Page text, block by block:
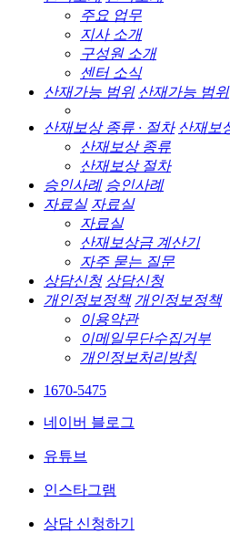
주요 업무
지사 소개
구성원 소개
센터 소식
산재가능 범위 산재가능 범위
산재보상 종류 · 절차 산재보
산재보상 종류
산재보상 절차
승인사례 승인사례
자료실 자료실
자료실
산재보상금 계산기
자주 묻는 질문
상담신청 상담신청
개인정보정책 개인정보정책
이용약관
이메일무단수집거부
개인정보처리방침
1670-5475
네이버 블로그
유튜브
인스타그램
상담 신청하기